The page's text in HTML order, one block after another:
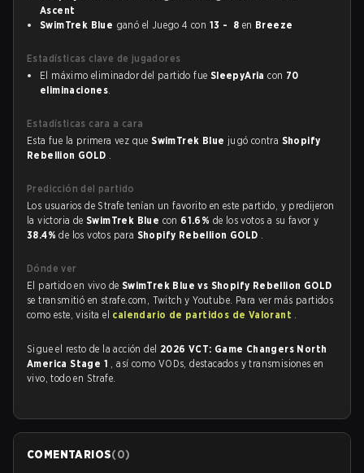
Ascent
SwimTrek Blue ganó el Juego 4 con 13 - 8 en Breeze
Estadísticas clave de jugadores
El máximo eliminador del partido fue SleepyAria con 70
eliminaciones.
Estadísticas cara a cara
Esta fue la primera vez queSwimTrek Blue jugó contra Shopify
Rebellion GOLD .
Predicción del partido
Los usuarios de Strafe tenían un favorito en este partido, y predijeron
la victoria deSwimTrek Blue con 61.6% de los votos a su favor y
38.4%de los votos para Shopify Rebellion GOLD .
Dónde ver
El partido en vivo de SwimTrek Blue vs Shopify Rebellion GOLD
se transmitió en strafe.com, Twitch y Youtube. Para ver más partidos
como este, visita el calendario de partidos de Valorant .
Sigue el resto de la acción del 2026 VCT: Game Changers North
America Stage 1 , así como VODs, destacados y transmisiones en
vivo, todo en Strafe.
COMENTARIOS(0)